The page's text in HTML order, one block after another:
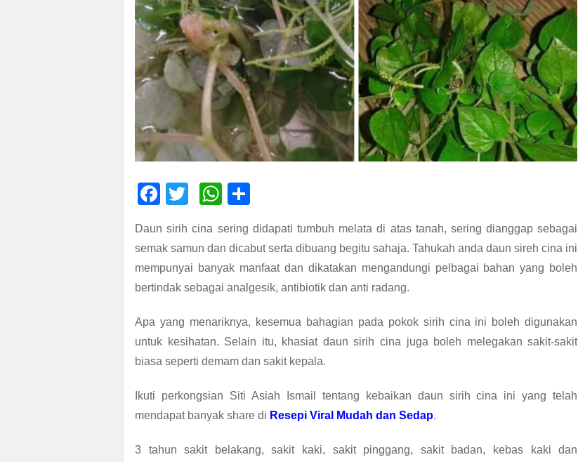
F
e
b
o
k
T
tt
er
W
at
s
A
p
ar
e
Daun sirih cina sering didapati tumbuh melata di atas tanah, sering dianggap sebagai
semak samun dan dicabut serta dibuang begitu sahaja. Tahukah anda daun sireh cina ini
mempunyai banyak manfaat dan dikatakan mengandungi pelbagai bahan yang boleh
bertindak sebagai analgesik, antibiotik dan anti radang.
Apa yang menariknya, kesemua bahagian pada pokok sirih cina ini boleh digunakan
untuk kesihatan. Selain itu, khasiat daun sirih cina juga boleh melegakan sakit-sakit
biasa seperti demam dan sakit kepala.
Ikuti perkongsian Siti Asiah Ismail tentang kebaikan daun sirih cina ini yang telah
mendapat banyak share di Resepi Viral Mudah dan Sedap.
3 tahun sakit belakang, sakit kaki, sakit pinggang, sakit badan, kebas kaki dan